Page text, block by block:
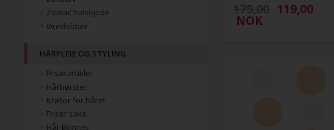
119,00
NOK
Zodiac halskjede
Øredobber
HÅRPLEIE OG STYLING
Frisørartikler
Hårbørster
Krøller for håret
Frisør saks
Hår Bonnet